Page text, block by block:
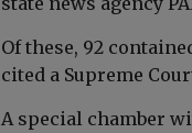
Of these, 92
cited a Supreme
A special chamber